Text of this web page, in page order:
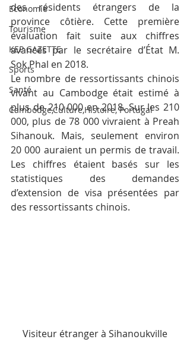
Economie
Tourisme
KEP GAZETTE
Sports
Santé
Cambodge,Culture,Histoire, Portugal
des résidents étrangers de la
province côtière. Cette première
évaluation fait suite aux chiffres
avancés par le secrétaire d’État M.
Sok Phal en 2018.
Le nombre de ressortissants chinois
vivant au Cambodge était estimé à
plus de 210 000 en 2018. Sur les 210
000, plus de 78 000 vivraient à Preah
Sihanouk. Mais, seulement environ
20 000 auraient un permis de travail.
Les chiffres étaient basés sur les
statistiques des demandes
d’extension de visa présentées par
des ressortissants chinois.
Visiteur étranger à Sihanoukville